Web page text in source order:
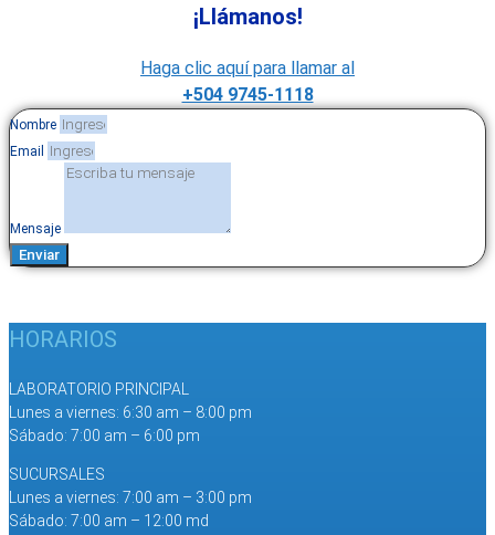
¡Llámanos!
Haga clic aquí para llamar al
+504 9745-1118
Nombre
Email
Mensaje
Enviar
HORARIOS
LABORATORIO PRINCIPAL
Lunes a viernes: 6:30 am – 8:00 pm
Sábado: 7:00 am – 6:00 pm
SUCURSALES
Lunes a viernes: 7:00 am – 3:00 pm
Sábado: 7:00 am – 12:00 md